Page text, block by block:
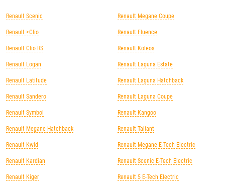
Renault Scenic
Renault >Clio
Renault Clio RS
Renault Logan
Renault Latitude
Renault Sandero
Renault Symbol
Renault Megane Hatchback
Renault Kwid
Renault Kardian
Renault Kiger
Renault Megane Coupe
Renault Fluence
Renault Koleos
Renault Laguna Estate
Renault Laguna Hatchback
Renault Laguna Coupe
Renault Kangoo
Renault Taliant
Renault Megane E-Tech Electric
Renault Scenic E-Tech Electric
Renault 5 E-Tech Electric